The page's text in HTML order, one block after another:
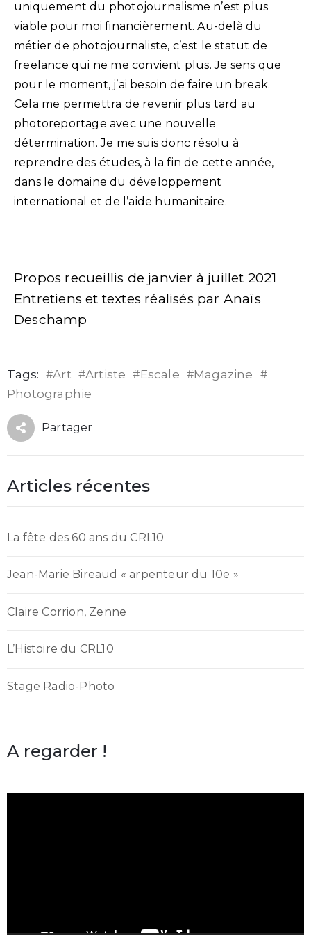
uniquement du photojournalisme n’est plus
viable pour moi financièrement. Au-delà du
métier de photojournaliste, c’est le statut de
freelance qui ne me convient plus. Je sens que
pour le moment, j’ai besoin de faire un break.
Cela me permettra de revenir plus tard au
photoreportage avec une nouvelle
détermination. Je me suis donc résolu à
reprendre des études, à la fin de cette année,
dans le domaine du développement
international et de l’aide humanitaire.
Propos recueillis de janvier à juillet 2021
Entretiens et textes réalisés par Anaïs
Deschamp
Tags: #Art #Artiste #Escale #Magazine #
Photographie
Partager
Articles récentes
La fête des 60 ans du CRL10
Jean-Marie Bireaud « arpenteur du 10e »
Claire Corrion, Zenne
L’Histoire du CRL10
Stage Radio-Photo
A regarder !